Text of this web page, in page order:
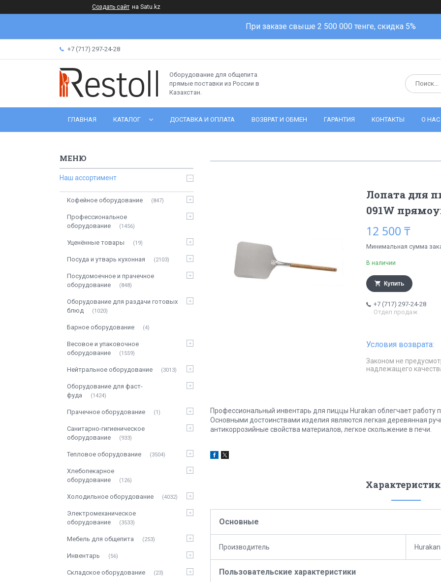
Создать сайт на Satu.kz
При заказе свыше 2 500 000 тенге, скидка 5%
+7 (717) 297-24-28
Оборудование для общепита
прямые поставки из России в
Казахстан.
ГЛАВНАЯ КАТАЛОГ ДОСТАВКА И ОПЛАТА ВОЗВРАТ И ОБМЕН ГАРАНТИЯ КОНТАКТЫ О НАС
Лопата для
091W
12 500 ₸
Минимальная сумма
В наличии
Купить
+7 (717) 297-24-28
Отдел продаж
Законом не
надлежащего
Профессиональный инвентарь для пиццы Hurakan облегчает работу
Основными достоинствами изделия являются легкая деревянная
антикоррозийные свойства материалов, легкое скольжение в печи.
Основные
Производитель Hurakan
Пользовательские характеристики
Наш ассортимент
Кофейное оборудование 847
Профессиональное
оборудование
1456
Уценённые товары 19
Посуда и утварь кухонная 2103
Посудомоечное и прачечное
оборудование
848
Оборудование для раздачи готовых
блюд
1020
Барное оборудование 4
Весовое и упаковочное
оборудование
1559
Нейтральное оборудование 3013
Оборудование для фаст-
фуда
1424
Прачечное оборудование 1
Санитарно-гигиеническое
оборудование
933
Тепловое оборудование 3504
Хлебопекарное
оборудование
126
Холодильное оборудование 4032
Электромеханическое
оборудование
3533
Мебель для общепита 253
Инвентарь 56
Складское оборудование 23